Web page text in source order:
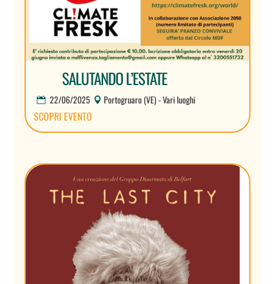
SALUTANDO L’ESTATE
22/06/2025 Portogruaro (VE) - Vari luoghi
SCOPRI EVENTO